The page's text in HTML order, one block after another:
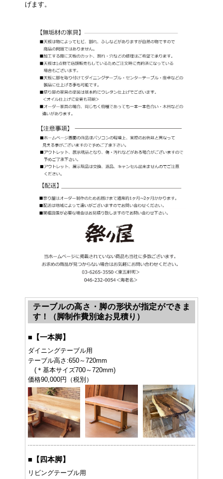
げます。
テーブルの高さ・脚の形状が指定ができま
す！（脚制作費別途お見積り）
■ 【一本脚】
ダイニングテーブル用
テーブル高さ:650～720mm
(＊基本サイズ700～720mm)
価格90,000円（税別）
■ 【四本脚】
リビングテーブル用